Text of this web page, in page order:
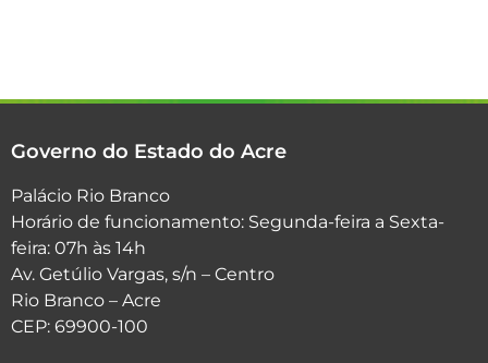
Governo do Estado do Acre
Palácio Rio Branco
Horário de funcionamento: Segunda-feira a Sexta-
feira: 07h às 14h
Av. Getúlio Vargas, s/n – Centro
Rio Branco – Acre
CEP: 69900-100